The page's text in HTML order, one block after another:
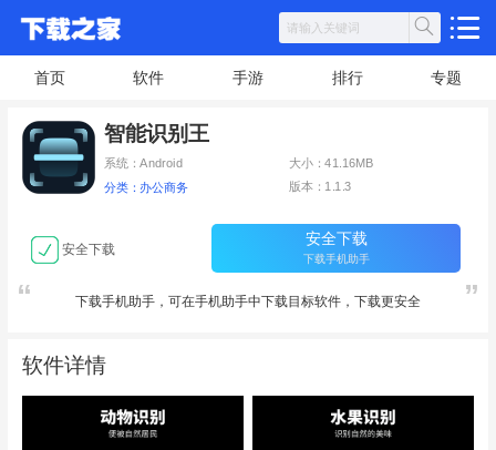
首页 软件 手游 排行 专题
智能识别王
系统：Android 大小：41.16MB
分类：办公商务 版本：1.1.3
安全下载
安全下载
下载手机助手
下载手机助手，可在手机助手中下载目标软件，下载更安全
软件详情